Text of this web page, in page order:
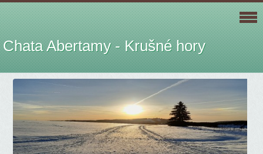
Chata Abertamy - Krušné hory